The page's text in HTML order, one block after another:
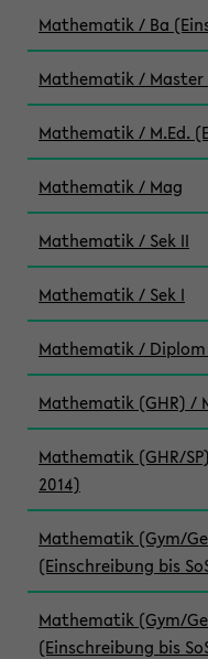
Mathematik / Ba
Mathematik / Master
Mathematik / M.Ed.
Mathematik / Mag
Mathematik / Sek II
Mathematik / Sek I
Mathematik / Diplom
Mathematik (GHR) /
Mathematik (GHR/
2014)
Mathematik (Gym/
(Einschreibung bis
Mathematik (Gym/
(Einschreibung bis